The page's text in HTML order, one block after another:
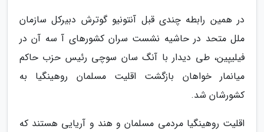
در همین رابطه چندی قبل آنتونیو گوترش دبیرکل سازمان
ملل متحد در حاشیه نشست سران کشورهای آ سه آن در
فیلیپین، طی دیدار با آنگ سان سوچی رئیس حزب حاکم
میانمار خواهان بازگشت اقلیت مسلمان روهینگیا به
کشورشان شد.
اقلیت روهینگیا مردمی مسلمان و هند و آریایی هستند که